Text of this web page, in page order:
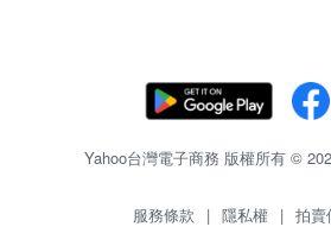
Yahoo台灣電子商務 版權所有 ©
服務條款 | 隱私權 | 拍賣